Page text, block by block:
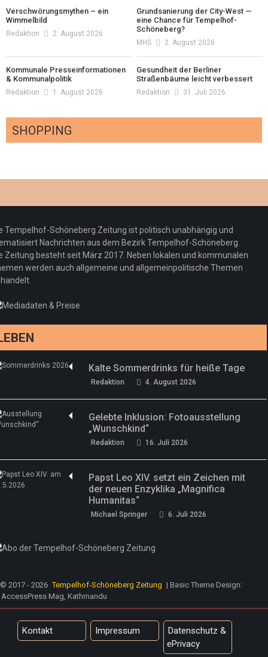
Verschwörungsmythen – ein
Wimmelbild
Redaktion 2. August 2026
Grundsanierung der City-West —
eine Chance für Tempelhof-
Schöneberg?
MHS 2. August 2026
Kommunale Presseinformationen
& Kommunalpolitik
Redaktion 1. August 2026
Gesundheit der Berliner
Straßenbäume leicht verbessert
Redaktion 31. Juli 2026
SHOPPING
Redaktion 23. Juli 2026
Pepe Jeans London mit Summer Sale und
neuer Kollektion
Redaktion 19. Juli 2026
Woher kommt der Honig? – Neue EU-
Regeln gelten 14. Juni
drei neue Specials zur Fußball-WM
Tempelhof-Schöneberg Zeitung ist politisch unabhängig und
Nachrichten aus dem Bezirk Tempelhof-Schöneberg.
Zeitung besteht seit März 2017. Neben lokalen und kommunalen
werden auch allgemeine und allgemeinpolitische Themen
Kalte Sommerdrinks für heiße Tage
Redaktion 4. August 2026
Gelebte Inklusion: Fotoausstellung
„Wunschkind“
Redaktion 16. Juli 2026
Papst Leo XIV. setzt ein Zeichen mit
der neuen Enzyklika „Magnifica
Humanitas“
Michael Springer 6. Juli 2026
© 2017 - 2026 Tempelhof-Schöneberg Zeitung | Basic Theme Design:
AccessPress Mag, Kathmandu
Kontakt Impressum
Datenschutz &
ePrivacy